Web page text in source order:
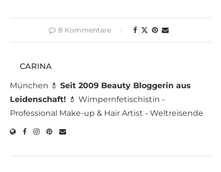
8 Kommentare
CARINA
München 💄 Seit 2009 Beauty Bloggerin aus
Leidenschaft! 💄 Wimpernfetischistin -
Professional Make-up & Hair Artist - Weltreisende